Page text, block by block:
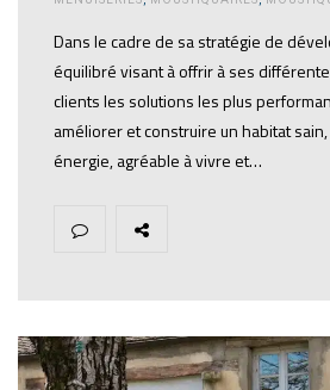
Dans le cadre de sa stratégie de
équilibré visant à offrir à ses
clients les solutions les plus
améliorer et construire un habitat
énergie, agréable à vivre et…